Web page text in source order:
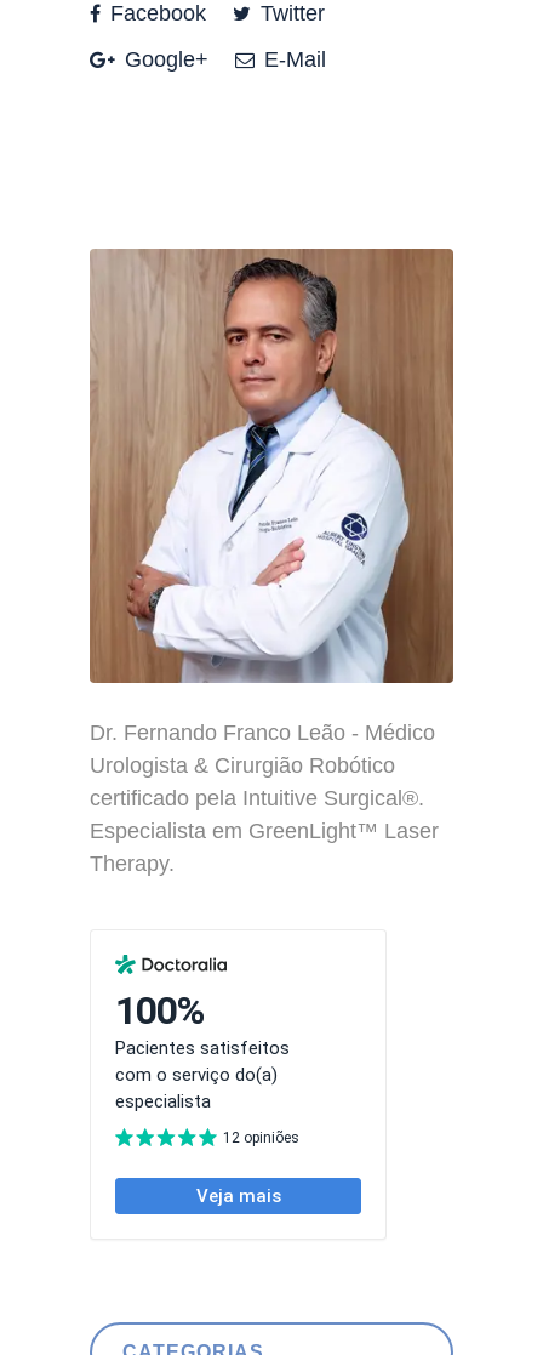
Facebook
Twitter
Google+
E-Mail
Dr. Fernando Franco Leão - Médico
Urologista & Cirurgião Robótico
certificado pela Intuitive Surgical®.
Especialista em GreenLight™ Laser
Therapy.